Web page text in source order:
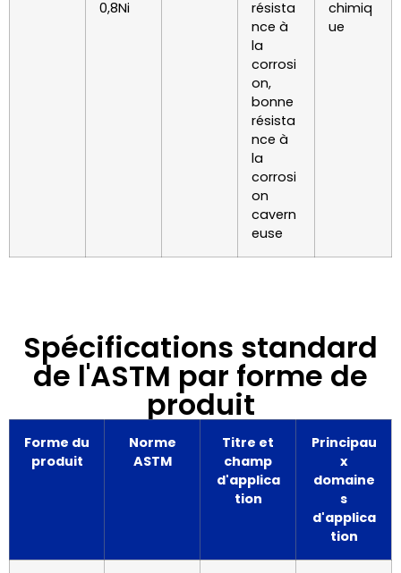
0,8Ni
résista
nce à
la
corrosi
on,
bonne
résista
nce à
la
corrosi
on
cavern
euse
chimiq
ue
Spécifications standard
de l'ASTM par forme de
produit
Forme du
produit
Norme
ASTM
Titre et
champ
d'applica
tion
Principau
x
domaine
s
d'applica
tion